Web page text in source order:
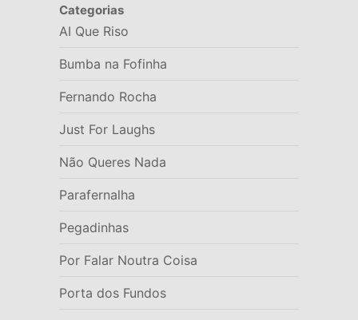
Categorias
AI Que Riso
Bumba na Fofinha
Fernando Rocha
Just For Laughs
Não Queres Nada
Parafernalha
Pegadinhas
Por Falar Noutra Coisa
Porta dos Fundos